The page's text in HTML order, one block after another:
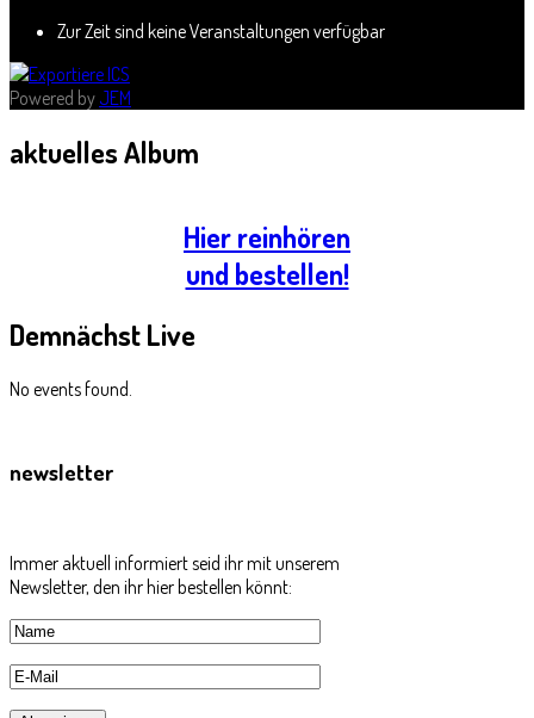
Zur Zeit sind keine Veranstaltungen verfügbar
Powered by JEM
aktuellesAlbum
Hier reinhören
und bestellen!
DemnächstLive
No events found.
newsletter
Immer aktuell informiert seid ihr mit unserem
Newsletter, den ihr hier bestellen könnt: